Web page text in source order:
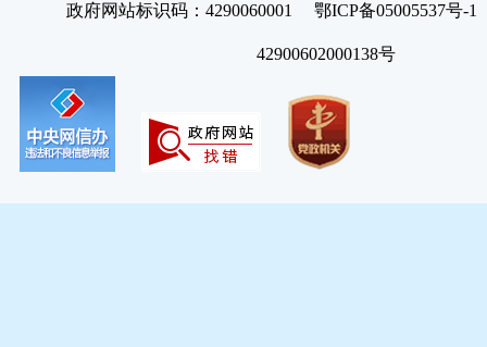
政府网站标识码：4290060001 鄂ICP备05005537号
42900602000138号